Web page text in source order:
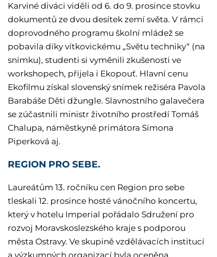
Karviné diváci viděli od 6. do 9. prosince stovku
dokumentů ze dvou desítek zemí světa. V rámci
doprovodného programu školní mládež se
pobavila díky vítkovickému „Světu techniky“ (na
snímku), studenti si vyměnili zkušenosti ve
workshopech, přijela i Ekopouť. Hlavní cenu
Ekofilmu získal slovenský snímek režiséra Pavola
Barabáše Děti džungle. Slavnostního galavečera
se zúčastnili ministr životního prostředí Tomáš
Chalupa, náměstkyně primátora Simona
Piperková aj.
REGION PRO SEBE.
Laureátům 13. ročníku cen Region pro sebe
tleskali 12. prosince hosté vánočního koncertu,
který v hotelu Imperial pořádalo Sdružení pro
rozvoj Moravskoslezského kraje s podporou
města Ostravy. Ve skupině vzdělávacích institucí